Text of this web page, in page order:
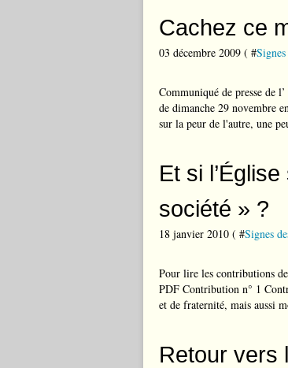
Cachez ce
03 décembre 2009 ( #
Communiqué de presse de
de dimanche 29 novembre
sur la peur de l'autre, une
Et si
société » ?
18 janvier 2010 ( #Signes
Pour lire les contributions
PDF Contribution n° 1
et de fraternité, mais aussi
Retour vers